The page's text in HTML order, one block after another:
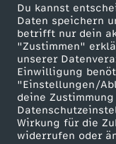
Du kannst
Daten speichern
betrifft nur dein
"Zustimmen"
unserer
Einwilligung
"Einstellungen/
deine
Wirkung für die
widerrufen oder
0
.
2
0
ZDF goes Schule
Werbefernsehen
Mainzelmännchen